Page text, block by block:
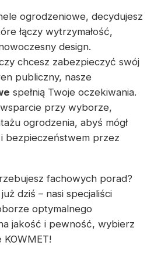
ogrodzeniowe, decydujesz
łączy wytrzymałość,
design.
chcesz zabezpieczyć swój
publiczny, nasze
spełnią Twoje oczekiwania.
przy wyborze,
ogrodzenia, abyś mógł
bezpieczeństwem przez
fachowych porad?
dziś – nasi specjaliści
optymalnego
jakość i pewność, wybierz